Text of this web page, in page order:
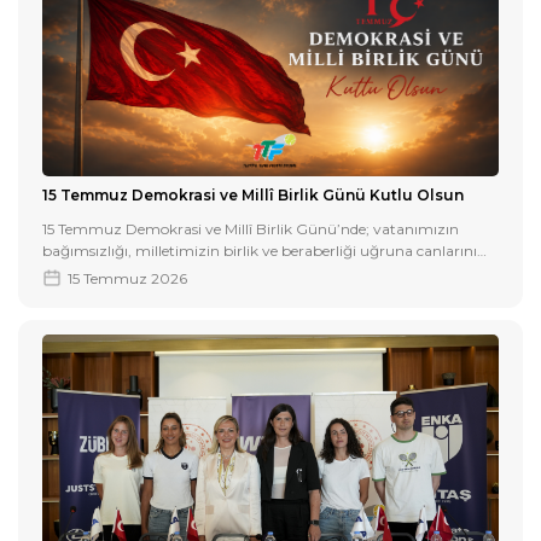
15 Temmuz Demokrasi ve Millî Birlik Günü Kutlu Olsun
15 Temmuz Demokrasi ve Millî Birlik Günü’nde; vatanımızın
bağımsızlığı, milletimizin birlik ve beraberliği uğruna canlarını
feda eden tüm şehitlerimizi rahmetle, gazilerimizi minnet ve
15 Temmuz 2026